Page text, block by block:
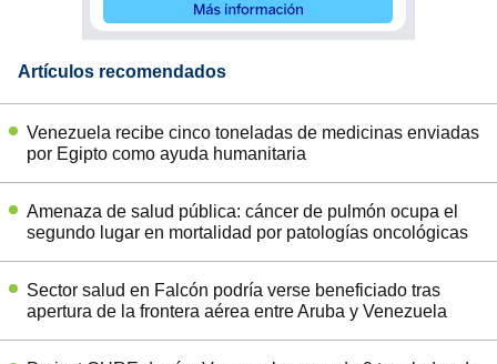
Artículos recomendados
Venezuela recibe cinco toneladas de medicinas enviadas
por Egipto como ayuda humanitaria
Amenaza de salud pública: cáncer de pulmón ocupa el
segundo lugar en mortalidad por patologías oncológicas
Sector salud en Falcón podría verse beneficiado tras
apertura de la frontera aérea entre Aruba y Venezuela